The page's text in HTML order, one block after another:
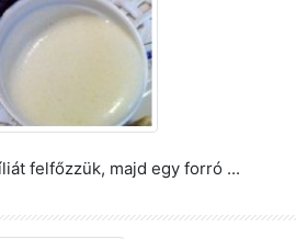
felfőzzük, majd egy forró ...